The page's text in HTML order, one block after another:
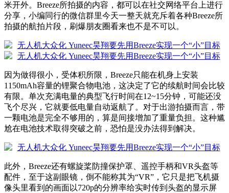
米开外。Breeze所拍摄的内容，都可以在社交网络平台上进行
分享，小编同行的微信群里今天一整天就充斥着各种Breeze所
拍摄的航拍片段，刷爆朋友圈看来也不是不可以。
因为做得很小，受体积所限，Breeze只能在机身上安装
1150mAh容量的锂聚合物电池，这决定了它的续航时间会比较
有限。单次充满电量的典型飞行时间在12~15分钟，可能还没
飞个尽兴，它就要低电量自动返航了。对于出游拍摄而言，带
一颗电池是完全不够用的，算是间接增加了重量负担。这种尴
尬在电池技术取得突破之前，恐怕是没办法得到解决。
此外，Breeze还有螺旋桨防撞保护罩、遥控手柄和VR头盔等
配件，至于这副眼镜，倒不能称其为“VR”，它只是把飞机摄
像头里看到的画面以720p的分辨率给实时传到头盔的显示屏